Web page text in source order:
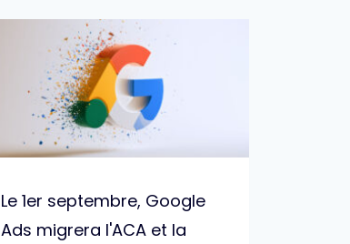
Le 1er septembre, Google
Ads migrera l'ACA et la